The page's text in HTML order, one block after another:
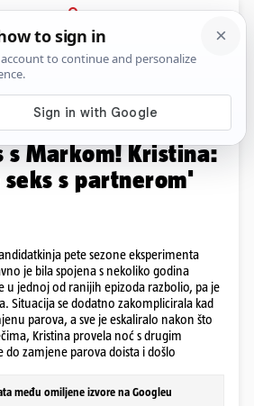
PRIJAVA
Galerija Komentari
s Franjom, a sad
s Markom! Kristina:
s partnerom'
pete sezone eksperimenta
je bila spojena s nekoliko godina
u jednoj od ranijih epizoda razbolio, pa je
Situacija se dodatno zakomplicirala kad
parova, a sve je eskaliralo nakon što
Kristina provela noć s drugim
do zamjene parova doista i došlo
među omiljene izvore na Googleu